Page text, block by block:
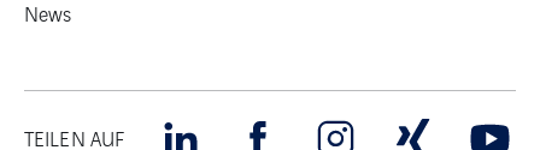
News
TEILEN AUF